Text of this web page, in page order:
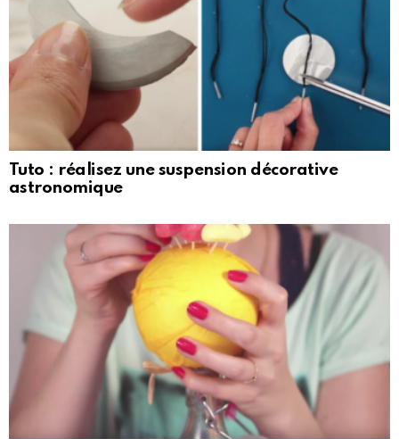
Tuto : réalisez une suspension décorative
astronomique